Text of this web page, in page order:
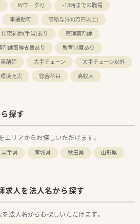
Ｗワーク可
~18時までの職場
車通勤可
高給与(600万円以上)
住宅補助(手当)あり
管理薬剤師
剤師取得支援あり
教育制度あり
剤師 大手チェーン
大手チェーン以外
境充実 総合科目
高収入
探す
リアからお探しいただけます。
岩手県 宮城県 秋田県
山形県
求人を法人名から探す
法人名からお探しいただけます。